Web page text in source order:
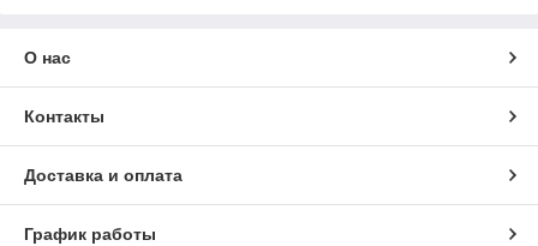
О нас
Контакты
Доставка и оплата
График работы